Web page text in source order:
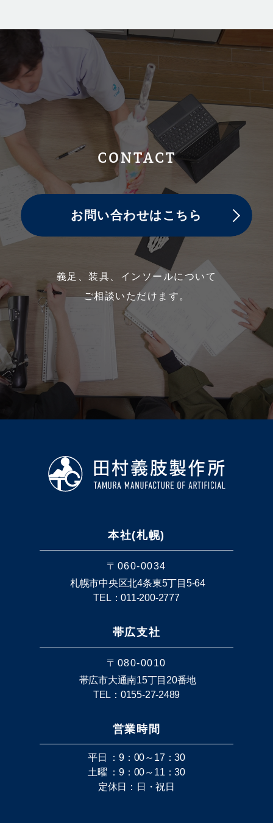
CONTACT
お問い合わせはこちら
義足、装具、インソールについて
ご相談いただけます。
本社(札幌)
〒060-0034
札幌市中央区北4条東5丁目5-64
TEL：011-200-2777
帯広支社
〒080-0010
帯広市大通南15丁目20番地
TEL：0155-27-2489
営業時間
平日 ：9：00～17：30
土曜 ：9：00～11：30
定休日：日・祝日